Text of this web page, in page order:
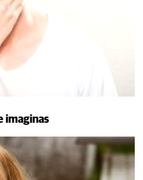
imaginas